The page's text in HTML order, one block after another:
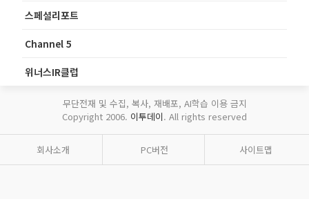
스페셜리포트
Channel 5
위너스IR클럽
무단전재 및 수집, 복사, 재배포, AI학습 이용 금지
Copyright 2006. 이투데이. All rights reserved
회사소개 PC버전 사이트맵